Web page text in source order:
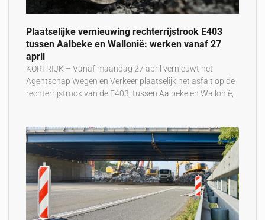
Plaatselijke vernieuwing rechterrijstrook E403
tussen Aalbeke en Wallonië: werken vanaf 27
april
KORTRIJK – Vanaf maandag 27 april vernieuwt het
Agentschap Wegen en Verkeer plaatselijk het asfalt op de
rechterrijstrook van de E403, tussen Aalbeke en Wallonië,